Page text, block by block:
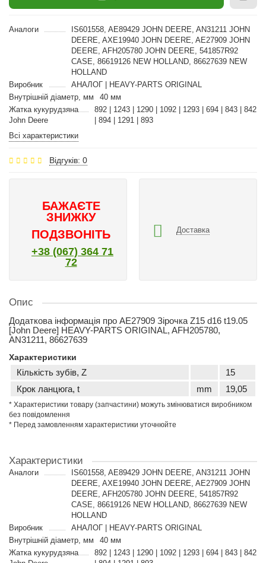
Аналоги
IS601558, AE89429 JOHN DEERE, AN31211 JOHN
DEERE, AXE19940 JOHN DEERE, AE27909 JOHN
DEERE, AFH205780 JOHN DEERE, 541857R92
CASE, 86619126 NEW HOLLAND, 86627639 NEW
HOLLAND
Виробник
АНАЛОГ | HEAVY-PARTS ORIGINAL
Внутрішній діаметр, мм
40 мм
Жатка кукурудзяна
John Deere
892 | 1243 | 1290 | 1092 | 1293 | 694 | 843 | 842
| 894 | 1291 | 893
Всі характеристики
Відгуків: 0
БАЖАЄТЕ
ЗНИЖКУ
ПОДЗВОНІТЬ
+38 (067) 364 71
72
Доставка
Опис
Додаткова інформація про AE27909 Зірочка Z15 d16 t19.05
[John Deere] HEAVY-PARTS ORIGINAL, AFH205780,
AN31211, 86627639
Характеристики
Кількість зубів, Z
15
Крок ланцюга, t
mm 19,05
* Характеристики товару (запчастини) можуть змінюватися виробником
без повідомлення
* Перед замовленням характеристики уточнюйте
Характеристики
Аналоги
IS601558, AE89429 JOHN DEERE, AN31211 JOHN
DEERE, AXE19940 JOHN DEERE, AE27909 JOHN
DEERE, AFH205780 JOHN DEERE, 541857R92
CASE, 86619126 NEW HOLLAND, 86627639 NEW
HOLLAND
Виробник
АНАЛОГ | HEAVY-PARTS ORIGINAL
Внутрішній діаметр, мм
40 мм
Жатка кукурудзяна
892 | 1243 | 1290 | 1092 | 1293 | 694 | 843 | 842